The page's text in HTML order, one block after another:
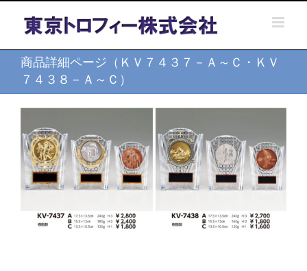
content
商品詳細ページ（ＫＶ７４３７－Ａ～Ｃ・ＫＶ
７４３８－Ａ～Ｃ）